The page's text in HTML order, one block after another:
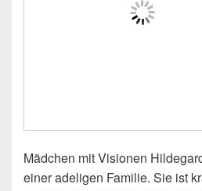
Mädchen mit Visionen
einer adeligen Familie. Sie ist